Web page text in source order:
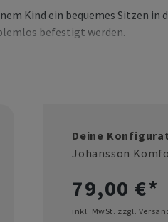
Kind ein bequemes Sitzen in
befestigt werden.
Deine
Johansson
79,00 €*
inkl. MwSt. zzgl.